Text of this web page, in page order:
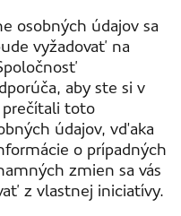
osobných údajov sa
vyžadovať na
aby ste si v
prečítali toto
údajov, vďaka
o prípadných
zmien sa vás
z vlastnej iniciatívy.